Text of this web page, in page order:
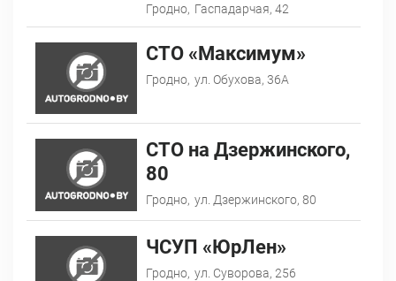
Гродно, Гаспадарчая, 42
СТО «Максимум»
Гродно, ул. Обухова, 36А
СТО на Дзержинского,
80
Гродно, ул. Дзержинского, 80
ЧСУП «ЮрЛен»
Гродно, ул. Суворова, 256